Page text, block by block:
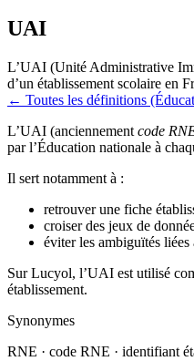
UAI
L’UAI (Unité Administrative
d’un établissement scolaire en
← Toutes les définitions
L’UAI (anciennement code
par l’Éducation nationale à
Il sert notamment à :
retrouver une fiche
croiser des jeux de
éviter les ambiguïtés
Sur Lucyol, l’UAI est utilisé
établissement.
Synonymes
RNE · code RNE · identifiant